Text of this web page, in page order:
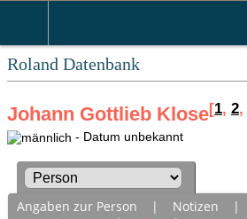
Roland Datenbank
Johann Gottlieb Klose[1, 2,
- Datum unbekannt
Angaben zur Person | Notizen |